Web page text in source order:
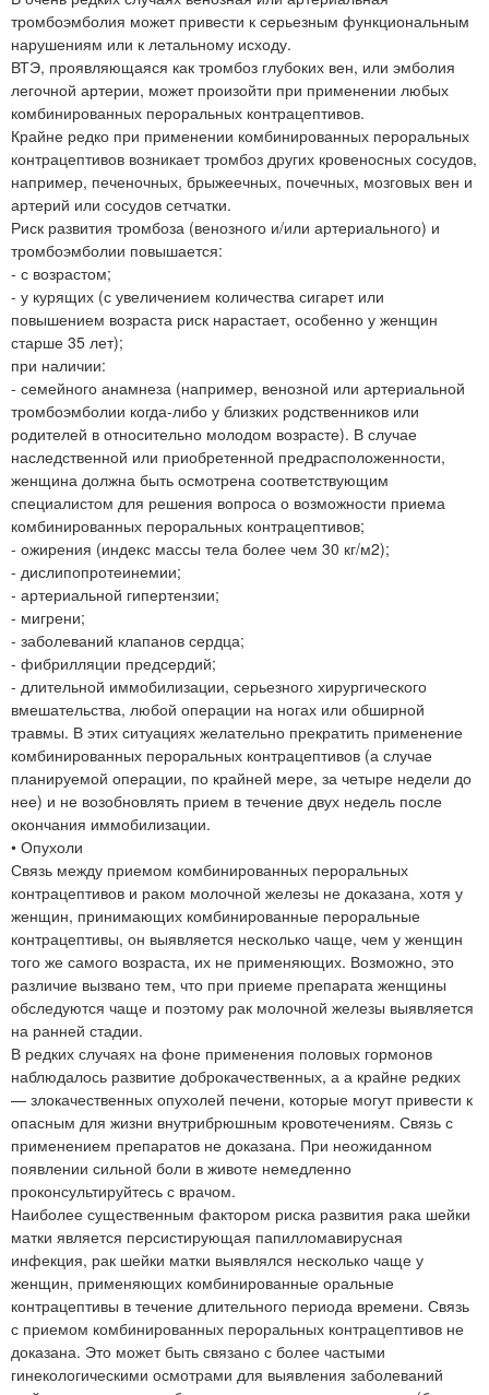
тромбоэмболия может привести к серьезным функциональным
нарушениям или к летальному исходу.
ВТЭ, проявляющаяся как тромбоз глубоких вен, или эмболия
легочной артерии, может произойти при применении любых
комбинированных пероральных контрацептивов.
Крайне редко при применении комбинированных пероральных
контрацептивов возникает тромбоз других кровеносных сосудов,
например, печеночных, брыжеечных, почечных, мозговых вен и
артерий или сосудов сетчатки.
Риск развития тромбоза (венозного и/или артериального) и
тромбоэмболии повышается:
- с возрастом;
- у курящих (с увеличением количества сигарет или
повышением возраста риск нарастает, особенно у женщин
старше 35 лет);
при наличии:
- семейного анамнеза (например, венозной или артериальной
тромбоэмболии когда-либо у близких родственников или
родителей в относительно молодом возрасте). В случае
наследственной или приобретенной предрасположенности,
женщина должна быть осмотрена соответствующим
специалистом для решения вопроса о возможности приема
комбинированных пероральных контрацептивов;
- ожирения (индекс массы тела более чем 30 кг/м2);
- дислипопротеинемии;
- артериальной гипертензии;
- мигрени;
- заболеваний клапанов сердца;
- фибрилляции предсердий;
- длительной иммобилизации, серьезного хирургического
вмешательства, любой операции на ногах или обширной
травмы. В этих ситуациях желательно прекратить применение
комбинированных пероральных контрацептивов (а случае
планируемой операции, по крайней мере, за четыре недели до
нее) и не возобновлять прием в течение двух недель после
окончания иммобилизации.
• Опухоли
Связь между приемом комбинированных пероральных
контрацептивов и раком молочной железы не доказана, хотя у
женщин, принимающих комбинированные пероральные
контрацептивы, он выявляется несколько чаще, чем у женщин
того же самого возраста, их не применяющих. Возможно, это
различие вызвано тем, что при приеме препарата женщины
обследуются чаще и поэтому рак молочной железы выявляется
на ранней стадии.
В редких случаях на фоне применения половых гормонов
наблюдалось развитие доброкачественных, а а крайне редких
— злокачественных опухолей печени, которые могут привести к
опасным для жизни внутрибрюшным кровотечениям. Связь с
применением препаратов не доказана. При неожиданном
появлении сильной боли в животе немедленно
проконсультируйтесь с врачом.
Наиболее существенным фактором риска развития рака шейки
матки является персистирующая папилломавирусная
инфекция, рак шейки матки выявлялся несколько чаще у
женщин, применяющих комбинированные оральные
контрацептивы в течение длительного периода времени. Связь
с приемом комбинированных пероральных контрацептивов не
доказана. Это может быть связано с более частыми
гинекологическими осмотрами для выявления заболеваний